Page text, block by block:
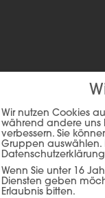
B auch in diesen
Wir nutzen Cookies
während andere uns
verbessern. Sie
Gruppen auswählen.
Wenn Sie unter 16
Diensten geben
Erlaubnis bitten.